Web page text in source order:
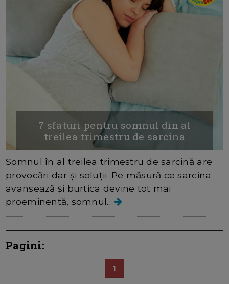
7 sfaturi pentru somnul din al
treilea trimestru de sarcina
Somnul în al treilea trimestru de sarcină are
provocări dar și soluții. Pe măsură ce sarcina
avansează și burtica devine tot mai
proeminentă, somnul...
Pagini:
1